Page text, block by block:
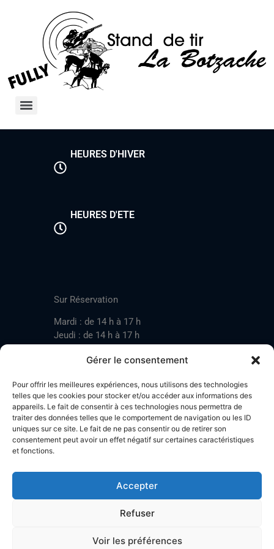
Gérer le consentement
Pour offrir les meilleures expériences, nous utilisons des technologies
telles que les cookies pour stocker et/ou accéder aux informations des
appareils. Le fait de consentir à ces technologies nous permettra de
traiter des données telles que le comportement de navigation ou les ID
uniques sur ce site. Le fait de ne pas consentir ou de retirer son
consentement peut avoir un effet négatif sur certaines caractéristiques
et fonctions.
Accepter
Refuser
Voir les préférences
HEURES D'HIVER
HEURES D'ETE
Sur Réservation
Mardi : de 14 h à 17 h
Jeudi : de 14 h à 17 h
Mardi : de 17 h à 20 h
Jeudi : de 17 h à 20 h
Samedi : de 14 h à 17 h
Stand de tir LA BOTZACHE
Près de Mazembroz
Tel: +41 (0)79 220 41 69
Plan d'accès